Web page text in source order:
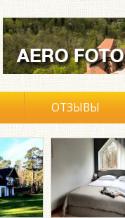
ОТЗЫВЫ